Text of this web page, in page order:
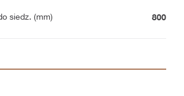
siedz. (mm) 800